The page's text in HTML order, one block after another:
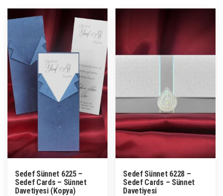
Sedef Sünnet 6225 –
Sedef Cards – Sünnet
Davetiyesi (Kopya)
Sedef Sünnet 6228 –
Sedef Cards – Sünnet
Davetiyesi